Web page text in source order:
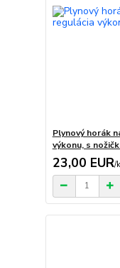
Plynový horák
výkonu, s
23,00 EUR/